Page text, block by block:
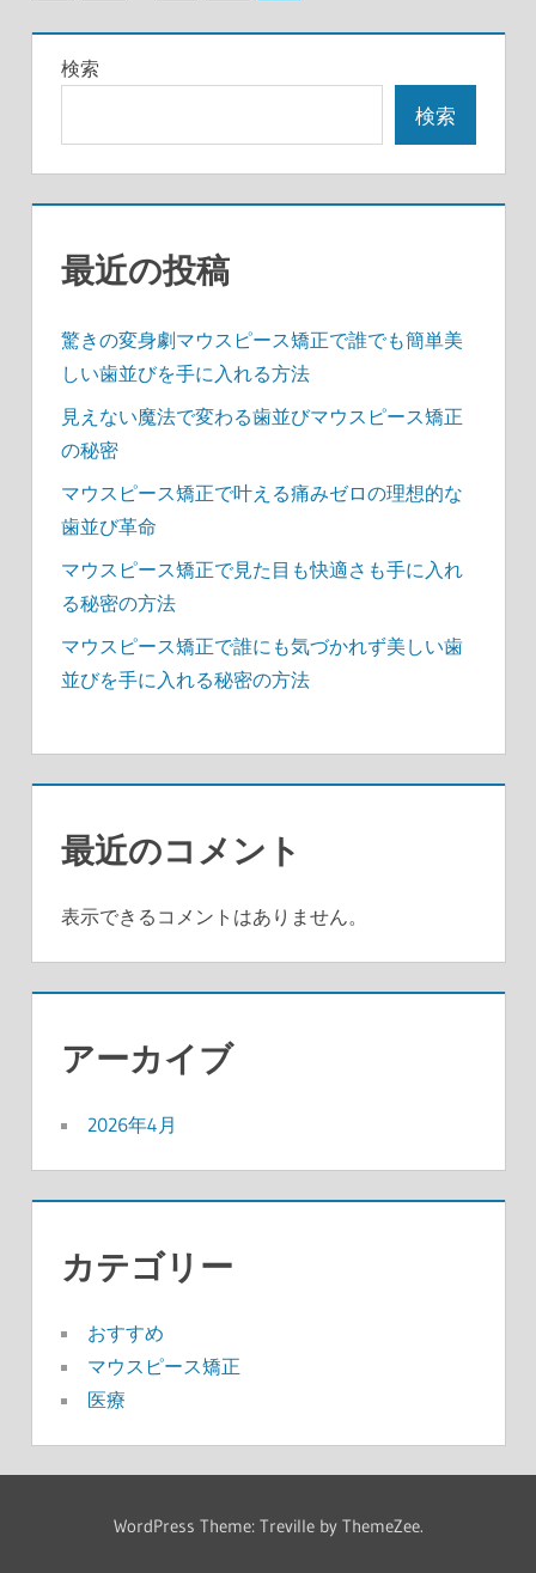
稿
の
ジ
送
事
検索
検索
最近の投稿
驚きの変身劇マウスピース矯正で誰でも簡単美
しい歯並びを手に入れる方法
見えない魔法で変わる歯並びマウスピース矯正
の秘密
マウスピース矯正で叶える痛みゼロの理想的な
歯並び革命
マウスピース矯正で見た目も快適さも手に入れ
る秘密の方法
マウスピース矯正で誰にも気づかれず美しい歯
並びを手に入れる秘密の方法
最近のコメント
表示できるコメントはありません。
アーカイブ
2026年4月
カテゴリー
おすすめ
マウスピース矯正
医療
WordPress Theme: Treville by ThemeZee.